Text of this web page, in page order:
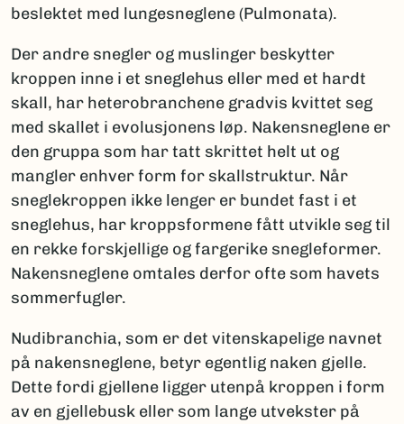
beslektet med lungesneglene (Pulmonata).
Der andre snegler og muslinger beskytter
kroppen inne i et sneglehus eller med et hardt
skall, har heterobranchene gradvis kvittet seg
med skallet i evolusjonens løp. Nakensneglene er
den gruppa som har tatt skrittet helt ut og
mangler enhver form for skallstruktur. Når
sneglekroppen ikke lenger er bundet fast i et
sneglehus, har kroppsformene fått utvikle seg til
en rekke forskjellige og fargerike snegleformer.
Nakensneglene omtales derfor ofte som havets
sommerfugler.
Nudibranchia, som er det vitenskapelige navnet
på nakensneglene, betyr egentlig naken gjelle.
Dette fordi gjellene ligger utenpå kroppen i form
av en gjellebusk eller som lange utvekster på